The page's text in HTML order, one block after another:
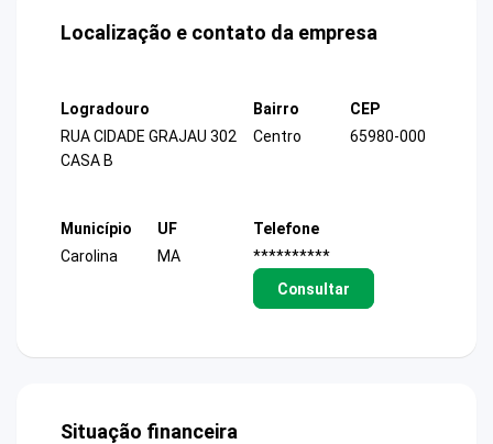
Localização e contato da empresa
Logradouro
RUA CIDADE GRAJAU 302
CASA B
Bairro
Centro
CEP
65980-000
Município
Carolina
UF
MA
Telefone
**********
Consultar
Situação financeira